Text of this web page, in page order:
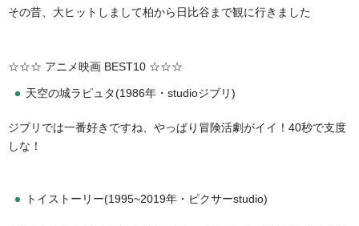
その昔、大ヒットしまして柏から日比谷まで観に行きました
☆☆☆ アニメ映画 BEST10 ☆☆☆
天空の城ラピュタ(1986年・studioジブリ)
ジブリでは一番好きですね、やっぱり冒険活劇がイイ！40秒で支度
しな！
トイストーリー(1995~2019年・ピクサーstudio)